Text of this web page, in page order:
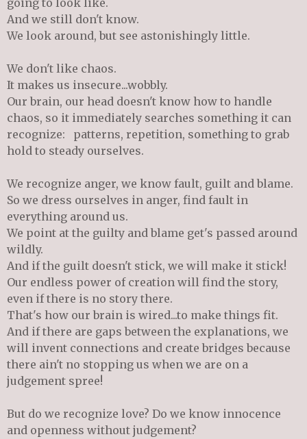
going to look like.
And we still don't know.
We look around, but see astonishingly little.
We don't like chaos.
It makes us insecure...wobbly.
Our brain, our head doesn't know how to handle
chaos, so it immediately searches something it can
recognize: patterns, repetition, something to grab
hold to steady ourselves.
We recognize anger, we know fault, guilt and blame.
So we dress ourselves in anger, find fault in
everything around us.
We point at the guilty and blame get's passed around
wildly.
And if the guilt doesn't stick, we will make it stick!
Our endless power of creation will find the story,
even if there is no story there.
That's how our brain is wired...to make things fit.
And if there are gaps between the explanations, we
will invent connections and create bridges because
there ain't no stopping us when we are on a
judgement spree!
But do we recognize love? Do we know innocence
and openness without judgement?